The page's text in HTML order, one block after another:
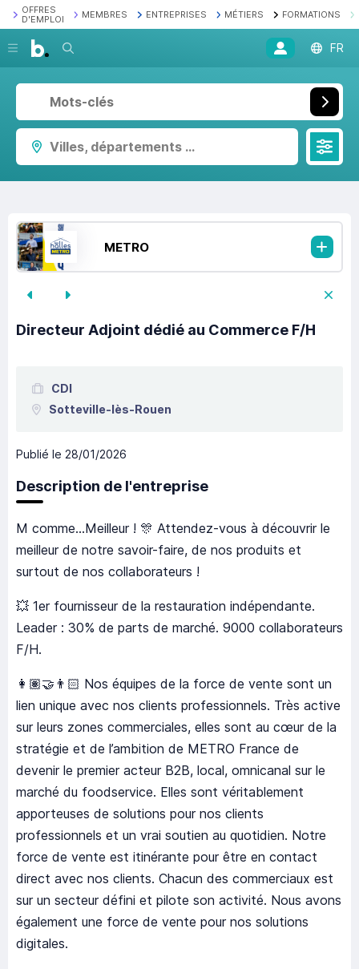
OFFRES
D'EMPLOI
MEMBRES ENTREPRISES MÉTIERS FORMATIONS
Recherche FR
Villes, départements ...
METRO
Directeur Adjoint dédié au Commerce F/H
CDI
Sotteville-lès-Rouen
Publié le 28/01/2026
Description de l'entreprise
M comme...Meilleur ! 🎊 Attendez-vous à découvrir le
meilleur de notre savoir-faire, de nos produits et
surtout de nos collaborateurs !
💥 1er fournisseur de la restauration indépendante.
Leader : 30% de parts de marché. 9000 collaborateurs
F/H.
👩🏽‍🤝‍👨🏻 Nos équipes de la force de vente sont un
lien unique avec nos clients professionnels. Très active
sur leurs zones commerciales, elles sont au cœur de la
stratégie et de l’ambition de METRO France de
devenir le premier acteur B2B, local, omnicanal sur le
marché du foodservice. Elles sont véritablement
apporteuses de solutions pour nos clients
professionnels et un vrai soutien au quotidien. Notre
force de vente est itinérante pour être en contact
direct avec nos clients. Chacun des commerciaux est
sur un secteur défini et pilote son activité. Nous avons
également une force de vente pour nos solutions
digitales.